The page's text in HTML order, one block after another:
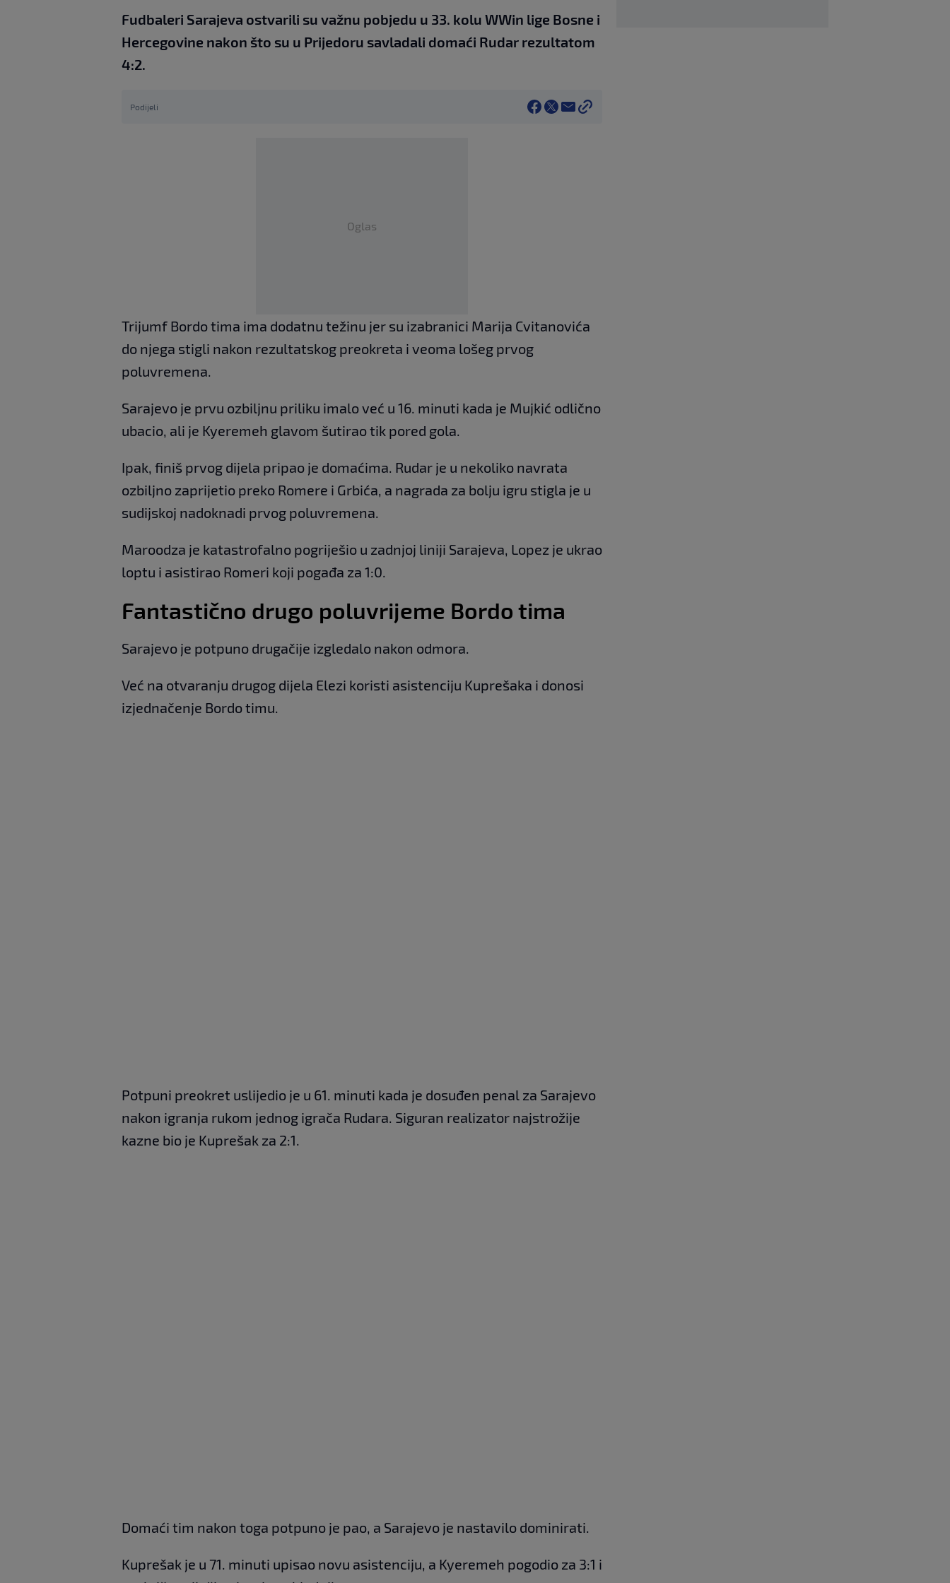
Fudbaleri Sarajeva ostvarili su važnu pobjedu u 33. kolu WWin lige Bosne i
Hercegovine nakon što su u Prijedoru savladali domaći Rudar rezultatom
4:2.
Podijeli
Oglas
Trijumf Bordo tima ima dodatnu težinu jer su izabranici Marija Cvitanovića
do njega stigli nakon rezultatskog preokreta i veoma lošeg prvog
poluvremena.
Sarajevo je prvu ozbiljnu priliku imalo već u 16. minuti kada je Mujkić odlično
ubacio, ali je Kyeremeh glavom šutirao tik pored gola.
Ipak, finiš prvog dijela pripao je domaćima. Rudar je u nekoliko navrata
ozbiljno zaprijetio preko Romere i Grbića, a nagrada za bolju igru stigla je u
sudijskoj nadoknadi prvog poluvremena.
Maroodza je katastrofalno pogriješio u zadnjoj liniji Sarajeva, Lopez je ukrao
loptu i asistirao Romeri koji pogađa za 1:0.
Fantastično drugo poluvrijeme Bordo tima
Sarajevo je potpuno drugačije izgledalo nakon odmora.
Već na otvaranju drugog dijela Elezi koristi asistenciju Kuprešaka i donosi
izjednačenje Bordo timu.
Potpuni preokret uslijedio je u 61. minuti kada je dosuđen penal za Sarajevo
nakon igranja rukom jednog igrača Rudara. Siguran realizator najstrožije
kazne bio je Kuprešak za 2:1.
Domaći tim nakon toga potpuno je pao, a Sarajevo je nastavilo dominirati.
Kuprešak je u 71. minuti upisao novu asistenciju, a Kyeremeh pogodio za 3:1 i